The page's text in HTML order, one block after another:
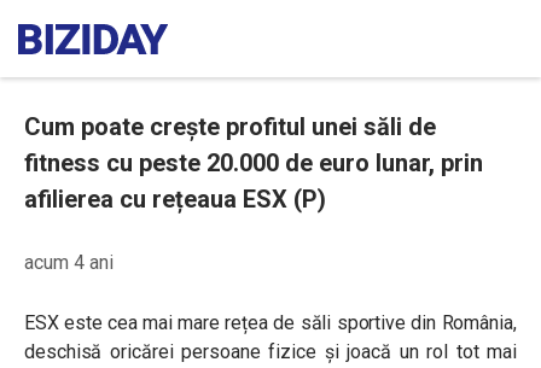
Cum poate crește profitul unei săli de
fitness cu peste 20.000 de euro lunar, prin
afilierea cu rețeaua ESX (P)
acum 4 ani
ESX este cea mai mare rețea de săli sportive din România,
deschisă oricărei persoane fizice și joacă un rol tot mai